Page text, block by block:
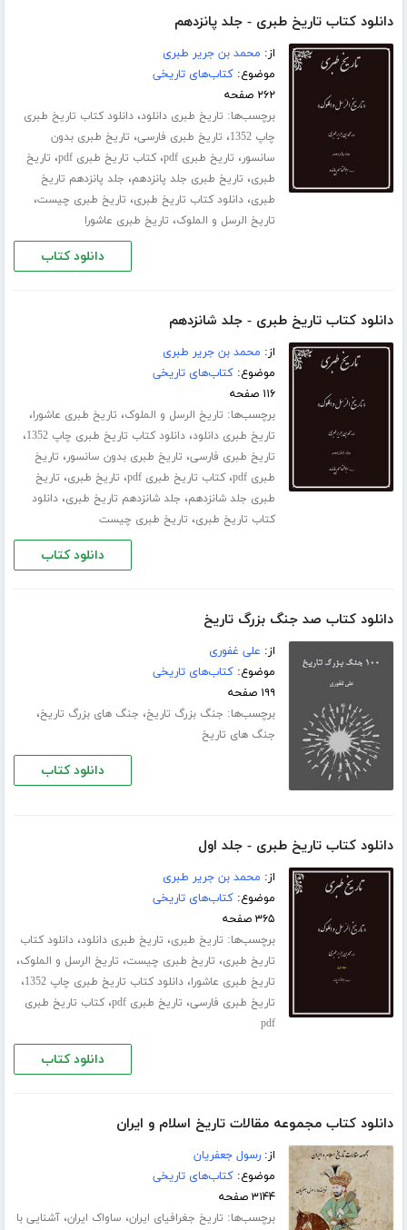
دانلود کتاب تاریخ طبری - جلد پانزدهم
از: محمد بن جریر طبری
موضوع:کتاب‌های تاریخی
۲۶۲ صفحه
برچسب‌ها: تاریخ طبری دانلود،دانلود کتاب تاریخ طبری
چاپ 1352
، تاریخ طبری فارسی، تاریخ طبری بدون
سانسور، تاریخ طبری pdf ،کتاب تاریخ طبری pdf ، تاریخ
طبری، تاریخ طبری جلد ‌پانزدهم، جلد پانزدهم تاریخ
طبری،دانلود کتاب تاریخ طبری، تاریخ طبری چیست،
تاریخ الرسل و الملوک، تاریخ طبری عاشورا
دانلود کتاب
دانلود کتاب تاریخ طبری - جلد شانزدهم
از: محمد بن جریر طبری
موضوع:کتاب‌های تاریخی
۱۱۶ صفحه
برچسب‌ها: تاریخ الرسل و الملوک، تاریخ طبری عاشورا،
تاریخ طبری دانلود،دانلود کتاب تاریخ طبری چاپ 1352 ،
تاریخ طبری فارسی، تاریخ طبری بدون سانسور، تاریخ
طبری pdf
،کتاب تاریخ طبری pdf ، تاریخ طبری، تاریخ
طبری جلد ‌شانزدهم، جلد شانزدهم تاریخ طبری،دانلود
کتاب تاریخ طبری، تاریخ طبری چیست
دانلود کتاب
دانلود کتاب صد جنگ بزرگ تاریخ
از: علی غفوری
موضوع:کتاب‌های تاریخی
۱۹۹ صفحه
برچسب‌ها: جنگ بزرگ تاریخ، جنگ های بزرگ تاریخ،
جنگ های تاریخ
دانلود کتاب
دانلود کتاب تاریخ طبری - جلد اول
از: محمد بن جریر طبری
موضوع:کتاب‌های تاریخی
۳۶۵ صفحه
برچسب‌ها: تاریخ طبری، تاریخ طبری دانلود،دانلود کتاب
تاریخ طبری، تاریخ طبری چیست، تاریخ الرسل و الملوک،
تاریخ طبری عاشورا،دانلود کتاب تاریخ طبری چاپ 1352 ،
تاریخ طبری فارسی، تاریخ طبری pdf ،کتاب تاریخ طبری
pdf
دانلود کتاب
دانلود کتاب مجموعه مقالات تاریخ اسلام و ایران
از:رسول جعفریان
موضوع:کتاب‌های تاریخی
۳۱۴۴ صفحه
برچسب‌ها: تاریخ جغرافیای ایران، ساواک ایران،آشنایی با